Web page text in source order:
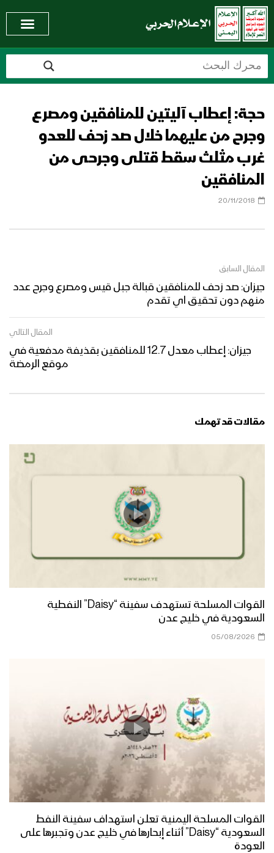
حجة: إعطاب آليتين للمنافقين ومصرع
وجرح من عليهما خلال صد زحف للعدو
غرب مثلث سقط قتلى وجرحى من
المنافقين
20/11/2018
المقال السابق
جيزان: صد زحف للمنافقين قبالة جبل قيس ومصرع وجرح عدد
منهم دون تحقيق اي تقدم
المقال التالي
جيزان: إعطاب معدل 12.7 للمنافقين بقذيفة مدفعية في
موقع الرمضة
مقالات قد تهمك
القوات المسلحة تستهدف سفينة “Daisy” النفطية
السعودية في خليج عدن
05/08/2026
القوات المسلحة اليمنية تعلن استهداف سفينة النفط
السعودية “Daisy” أثناء إبحارها في خليج عدن وتجبرها على
العودة